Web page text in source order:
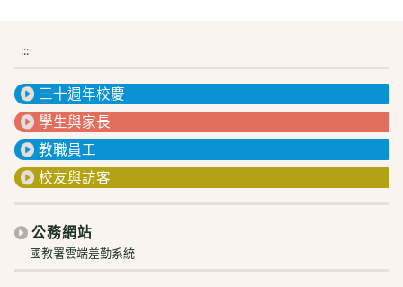
:::
三十週年校慶
學生與家長
教職員工
校友與訪客
公務網站
國教署雲端差勤系統